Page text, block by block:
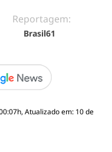
Reportagem:
Brasil61
Atualizado em: 10 de